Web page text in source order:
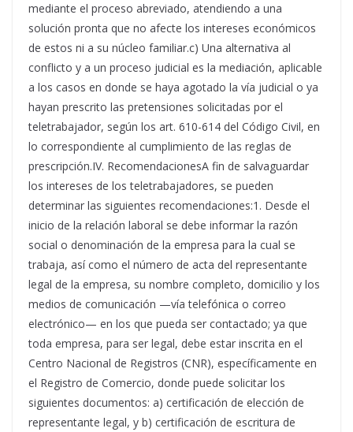
mediante el proceso abreviado, atendiendo a una
solución pronta que no afecte los intereses económicos
de estos ni a su núcleo familiar.c) Una alternativa al
conflicto y a un proceso judicial es la mediación, aplicable
a los casos en donde se haya agotado la vía judicial o ya
hayan prescrito las pretensiones solicitadas por el
teletrabajador, según los art. 610-614 del Código Civil, en
lo correspondiente al cumplimiento de las reglas de
prescripción.IV. RecomendacionesA fin de salvaguardar
los intereses de los teletrabajadores, se pueden
determinar las siguientes recomendaciones:1. Desde el
inicio de la relación laboral se debe informar la razón
social o denominación de la empresa para la cual se
trabaja, así como el número de acta del representante
legal de la empresa, su nombre completo, domicilio y los
medios de comunicación —vía telefónica o correo
electrónico— en los que pueda ser contactado; ya que
toda empresa, para ser legal, debe estar inscrita en el
Centro Nacional de Registros (CNR), específicamente en
el Registro de Comercio, donde puede solicitar los
siguientes documentos: a) certificación de elección de
representante legal, y b) certificación de escritura de